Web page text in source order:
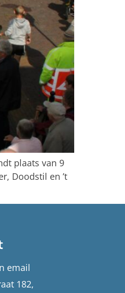
plaats van 9
Doodstil en ’t
email
182,